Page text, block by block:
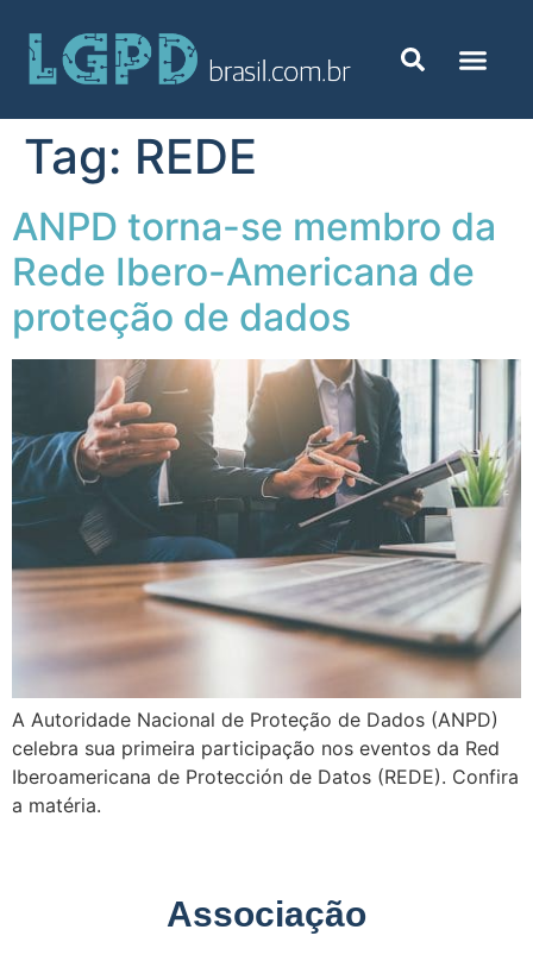
Tag: REDE
ANPD torna-se membro da
Rede Ibero-Americana de
proteção de dados
A Autoridade Nacional de Proteção de Dados (ANPD)
celebra sua primeira participação nos eventos da Red
Iberoamericana de Protección de Datos (REDE). Confira
a matéria.
Associação